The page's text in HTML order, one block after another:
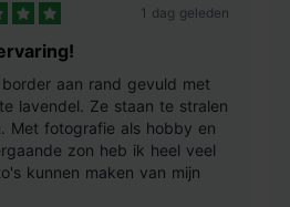
1 dag geleden
border aan rand gevuld met
lavendel. Ze staan te stralen
Met fotografie als hobby en
zon heb ik heel veel
kunnen maken van mijn